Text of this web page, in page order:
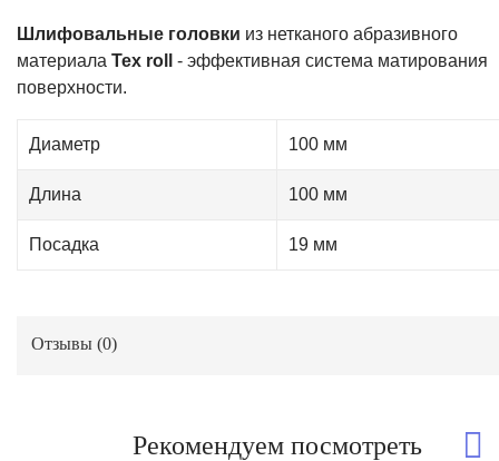
Шлифовальные головки из нетканого абразивного
материала Tex roll
- эффективная система матирования
поверхности.
Диаметр 100 мм
Длина 100 мм
Посадка 19 мм
Отзывы (0)
Рекомендуем посмотреть